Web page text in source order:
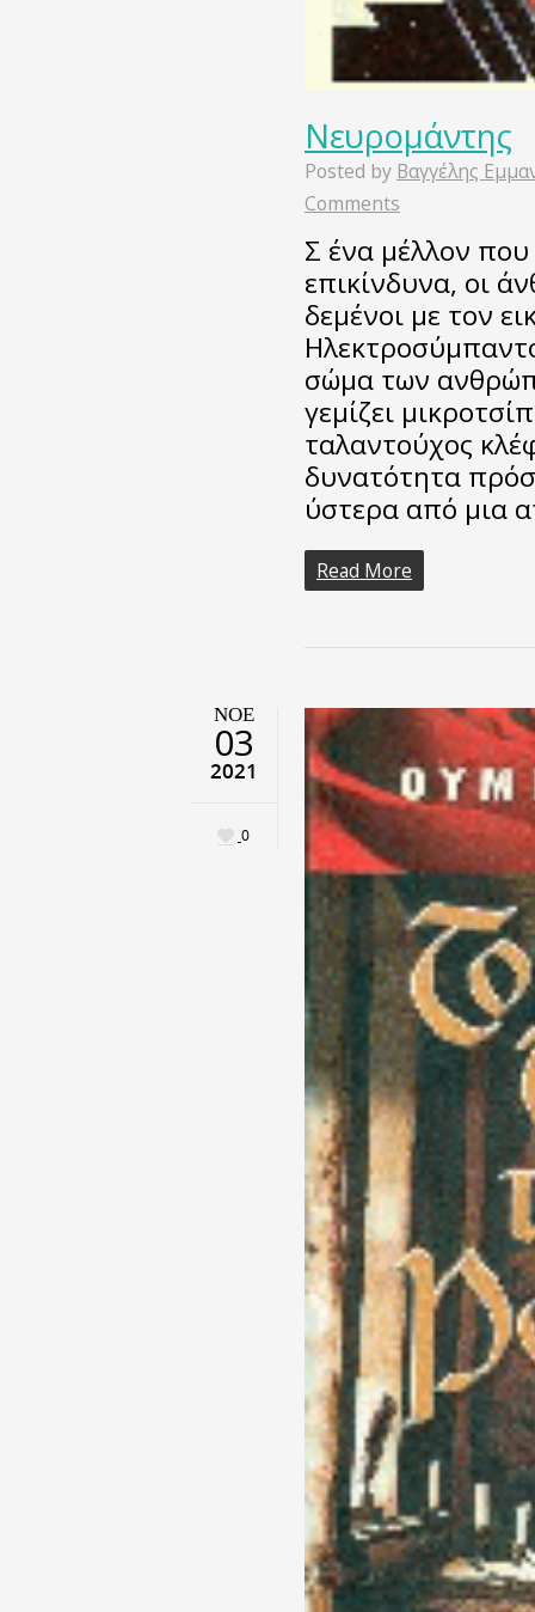
Νευρομάντης
Posted by Βαγγέλης
Comments
Σ ένα μέλλον που
επικίνδυνα, οι
δεμένοι με τον
σώμα των
γεμίζει
ταλαντούχος
δυνατότητα
ύστερα από μια
Read More
ΝΟΈ
03
2021
0